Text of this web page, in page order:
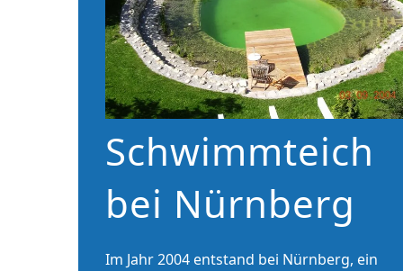
Schwimmteich
bei Nürnberg
Im Jahr 2004 entstand bei Nürnberg, ein